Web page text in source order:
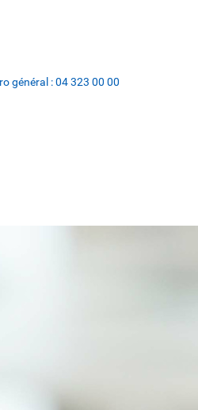
général :04 323 00 00